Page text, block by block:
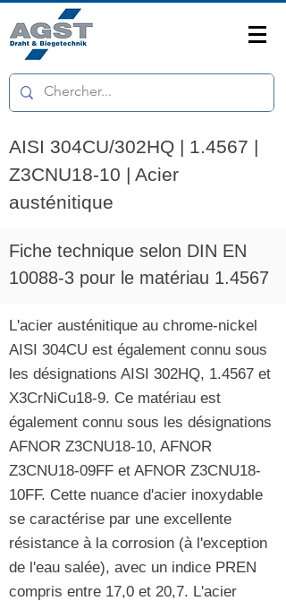
AISI 304CU/302HQ | 1.4567 |
Z3CNU18-10 | Acier
austénitique
Fiche technique selon DIN EN
10088-3 pour le matériau 1.4567
L'acier austénitique au chrome-nickel
AISI 304CU est également connu sous
les désignations AISI 302HQ, 1.4567 et
X3CrNiCu18-9. Ce matériau est
également connu sous les désignations
AFNOR Z3CNU18-10, AFNOR
Z3CNU18-09FF et AFNOR Z3CNU18-
10FF. Cette nuance d'acier inoxydable
se caractérise par une excellente
résistance à la corrosion (à l'exception
de l'eau salée), avec un indice PREN
compris entre 17,0 et 20,7. L'acier